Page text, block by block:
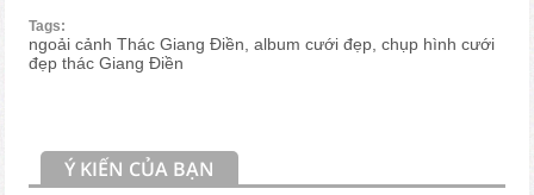
Tags:
ngoải cảnh Thác Giang Điền, album cưới đẹp, chụp hình cưới
đẹp thác Giang Điền
Ý KIẾN CỦA BẠN